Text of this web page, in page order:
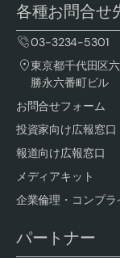
各種お問合せ
03-3234-5301
東京都千代田区
勝永六番町ビル
お問合せフォーム
投資家向け広報窓口
報道向け広報窓口
メディアキット
企業倫理・コンプ
パートナー